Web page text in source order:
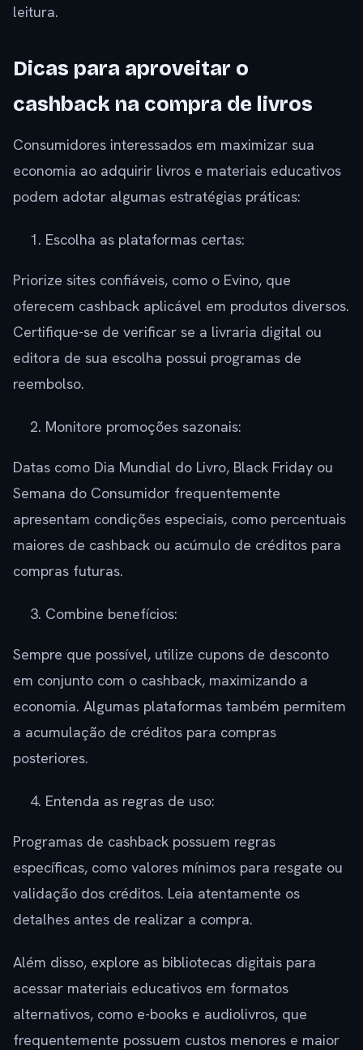
leitura.
Dicas para aproveitar o
cashback na compra de livros
Consumidores interessados em maximizar sua
economia ao adquirir livros e materiais educativos
podem adotar algumas estratégias práticas:
Escolha as plataformas certas:
Priorize sites confiáveis, como o Evino, que
oferecem cashback aplicável em produtos diversos.
Certifique-se de verificar se a livraria digital ou
editora de sua escolha possui programas de
reembolso.
Monitore promoções sazonais:
Datas como Dia Mundial do Livro, Black Friday ou
Semana do Consumidor frequentemente
apresentam condições especiais, como percentuais
maiores de cashback ou acúmulo de créditos para
compras futuras.
Combine benefícios:
Sempre que possível, utilize cupons de desconto
em conjunto com o cashback, maximizando a
economia. Algumas plataformas também permitem
a acumulação de créditos para compras
posteriores.
Entenda as regras de uso:
Programas de cashback possuem regras
específicas, como valores mínimos para resgate ou
validação dos créditos. Leia atentamente os
detalhes antes de realizar a compra.
Além disso, explore as bibliotecas digitais para
acessar materiais educativos em formatos
alternativos, como e-books e audiolivros, que
frequentemente possuem custos menores e maior